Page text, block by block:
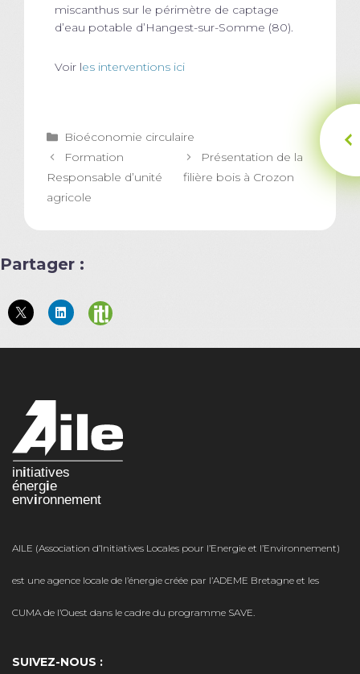
miscanthus sur le périmètre de captage
d’eau potable d’Hangest-sur-Somme (80).
Voir les interventions ici
Catégories
Bioéconomie circulaire
Formation
Responsable d’unité
agricole
Présentation de la
filière bois à Crozon
Partager :
AILE (Association d’Initiatives Locales pour l’Energie et l’Environnement)
est une agence locale de l’énergie créée par l’ADEME Bretagne et les
CUMA de l’Ouest dans le cadre du programme SAVE.
SUIVEZ-NOUS :